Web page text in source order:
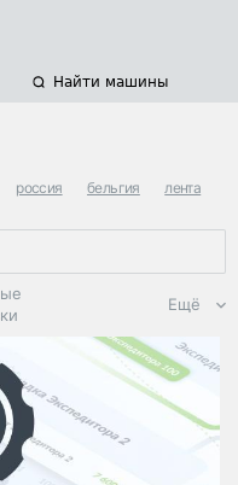
Найти машины
россия бельгия лента
Ещё